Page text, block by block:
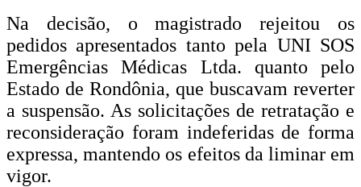
Na decisão, o magistrado rejeitou os
pedidos apresentados tanto pela UNI SOS
Emergências Médicas Ltda. quanto pelo
Estado de Rondônia, que buscavam reverter
a suspensão. As solicitações de retratação e
reconsideração foram indeferidas de forma
expressa, mantendo os efeitos da liminar em
vigor.